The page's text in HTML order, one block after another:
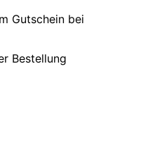
Gutschein bei
Bestellung